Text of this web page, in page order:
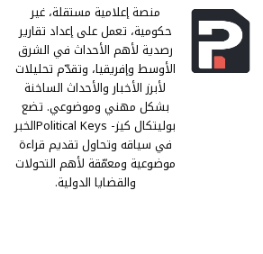
منصة إعلامية مستقلة، غير
حكومية، تعمل على إعداد تقارير
رصدية لأهم الأحداث في الشرق
الأوسط وإفريقيا، وتقدّم تحليلات
لأبرز الأخبار والأحداث الساخنة
بشكل مهني وموضوعي. تضع
بوليتكال كيز- Political Keysالخبر
في سياقه وتحاول تقديم قراءة
موضوعية ومعمّقة لأهم التحولات
والقضايا الدولية.